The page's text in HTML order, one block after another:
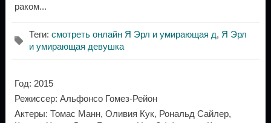
раком...
Теги: смотреть онлайн Я Эрл и умирающая д, Я Эрл
и умирающая девушка
Год: 2015
Режиссер: Альфонсо Гомез-Рейон
Актеры: Томас Манн, Оливия Кук, Рональд Сайлер,